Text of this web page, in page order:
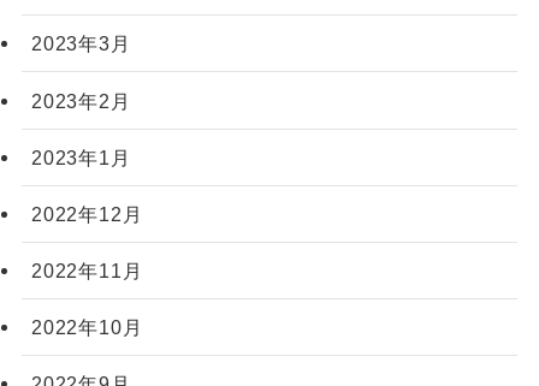
2023年3月
2023年2月
2023年1月
2022年12月
2022年11月
2022年10月